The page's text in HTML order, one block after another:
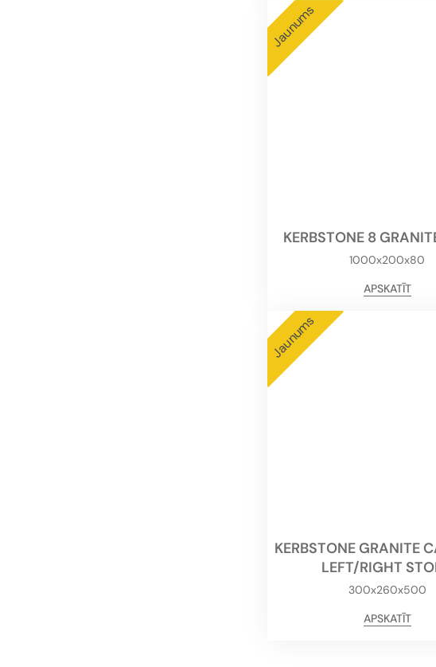
Jaunums
KERBSTONE 8
1000x200x80
APSKATĪT
Jaunums
KERBSTONE GRANITE
LEFT/RIGHT
300x260x500
APSKATĪT